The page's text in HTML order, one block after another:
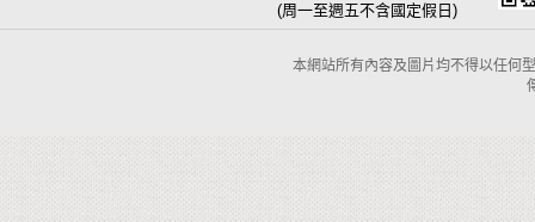
(周一至週五不含國定假日)
本網站所有內容及圖片均不得以任何